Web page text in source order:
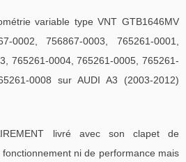
variable type VNT GTB1646MV
0002, 756867-0003, 765261-0001,
765261-0004, 765261-0005, 765261-
0008 sur AUDI A3 (2003-2012)
livré avec son clapet de
ni de performance mais